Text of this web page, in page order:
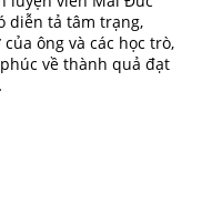
diễn tả tâm trạng,
ông và các học trò,
về thành quả đạt